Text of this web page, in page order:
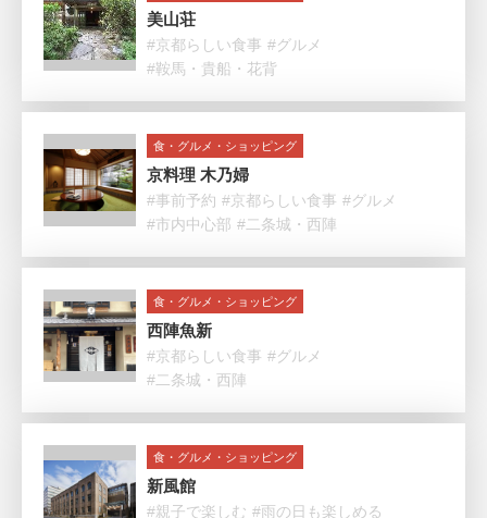
美山荘
#京都らしい食事 #グルメ
#鞍馬・貴船・花背
食・グルメ・ショッピング
京料理 木乃婦
#事前予約 #京都らしい食事 #グルメ
#市内中心部 #二条城・西陣
食・グルメ・ショッピング
西陣魚新
#京都らしい食事 #グルメ
#二条城・西陣
食・グルメ・ショッピング
新風館
#親子で楽しむ #雨の日も楽しめる